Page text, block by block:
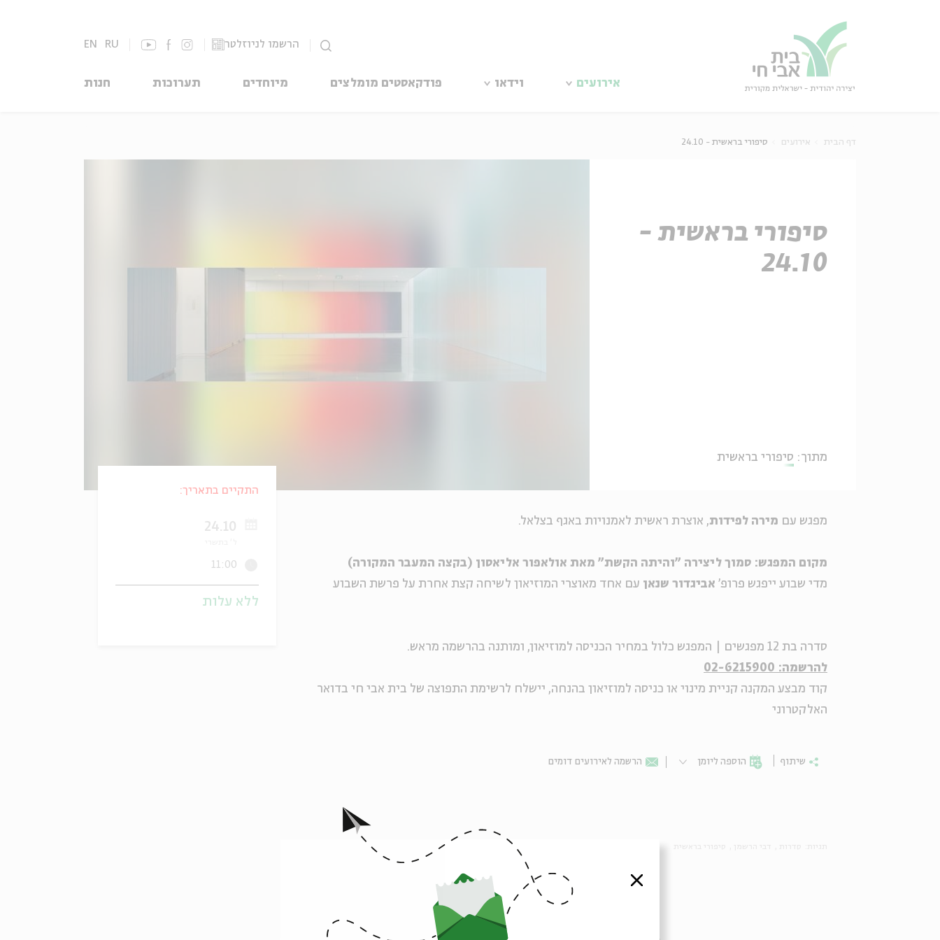
הרשמו לניוזלטר EN RU
אירועים וידאו פודקאסטים מומלצים מיוחדים תערוכות חנות
דף הבית אירועים סיפורי בראשית - 24.10
סיפורי בראשית -
24.10
מתוך: סיפורי בראשית
מפגש עם מירה לפידות, אוצרת ראשית לאמנויות באגף בצלאל.
מקום המפגש: סמוך ליצירה "והיתה הקשת" מאת אולאפור אליאסון (בקצה המעבר המקורה)
מדי שבוע ייפגש פרופ' אביגדור שנאן עם אחד מאוצרי המוזיאון לשיחה קצת אחרת על פרשת השבוע
סדרה בת 12 מפגשים | המפגש כלול במחיר הכניסה למוזיאון, ומותנה בהרשמה מראש.
להרשמה: 02-6215900
קוד מבצע המקנה קניית מינוי או כניסה למוזיאון בהנחה, יישלח לרשימת התפוצה של בית אבי חי בדואר
האלקטרוני
שיתוף הוספה ליומן הרשמה לאירועים דומים
התקיים בתאריך:
24.10
11:00
ללא עלות
אירועים נוספים בסדרה
סגור